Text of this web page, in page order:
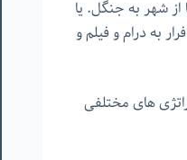
از شهر به جنگل. یا
به درام و فیلم و
های مختلفی